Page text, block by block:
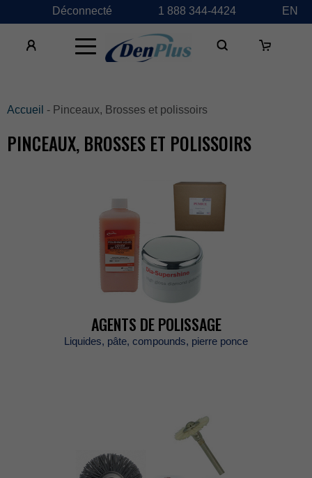
Déconnecté 1888344-4424 EN
×
Accueil -Pinceaux,Brossesetpolissoirs
PINCEAUX,BROSSESETPOLISSOIRS
AGENTSDEPOLISSAGE
Liquides,pâte,compounds,pierreponce